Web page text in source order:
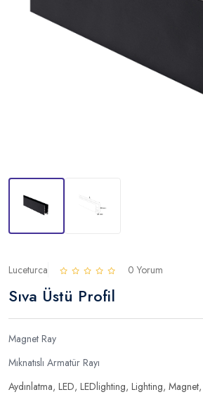
Luceturca 0 Yorum
Sıva Üstü Profil
Magnet Ray
Mıknatıslı Armatür Rayı
Aydınlatma, LED, LEDlighting, Lighting, Magnet,